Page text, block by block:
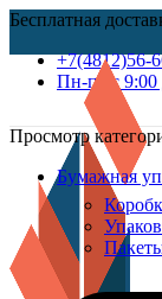
Бесплатная
+7(4812)56-
Пн-пт c 9:00
Просмотр
Бумажная